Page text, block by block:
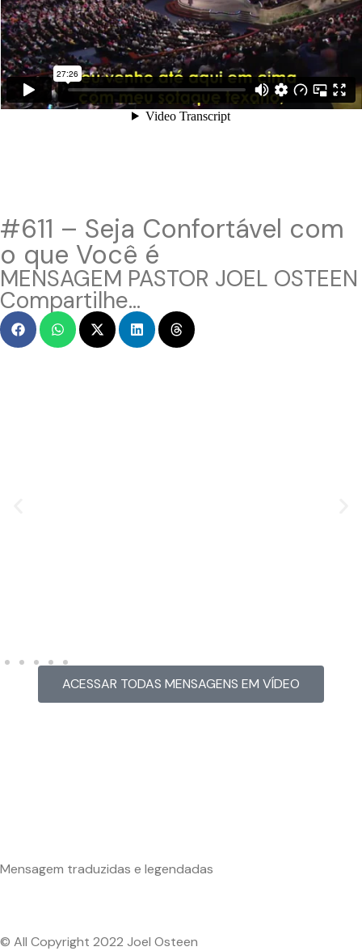
#611 – Seja Confortável com
o que Você é
MENSAGEM PASTOR JOEL OSTEEN
Compartilhe...
ACESSAR TODAS MENSAGENS EM VÍDEO
Mensagem traduzidas e legendadas
© All Copyright 2022 Joel Osteen